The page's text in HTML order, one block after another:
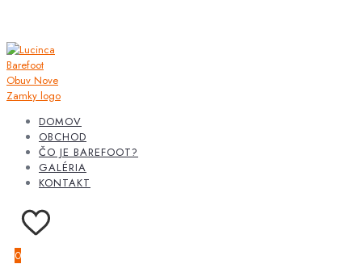
DOMOV
OBCHOD
ČO JE BAREFOOT?
GALÉRIA
KONTAKT
0